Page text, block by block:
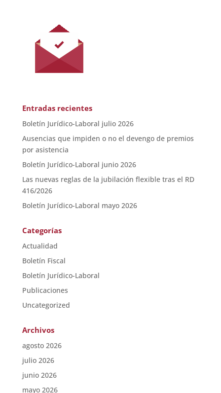
Entradas recientes
Boletín Jurídico-Laboral julio 2026
Ausencias que impiden o no el devengo de premios
por asistencia
Boletín Jurídico-Laboral junio 2026
Las nuevas reglas de la jubilación flexible tras el RD
416/2026
Boletín Jurídico-Laboral mayo 2026
Categorías
Actualidad
Boletín Fiscal
Boletín Jurídico-Laboral
Publicaciones
Uncategorized
Archivos
agosto 2026
julio 2026
junio 2026
mayo 2026